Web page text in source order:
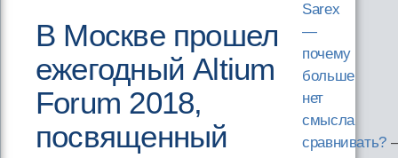
В Москве прошел
ежегодный Altium
Forum 2018,
посвященный
Sarex
—
почему
больше
нет
смысла
сравнивать?